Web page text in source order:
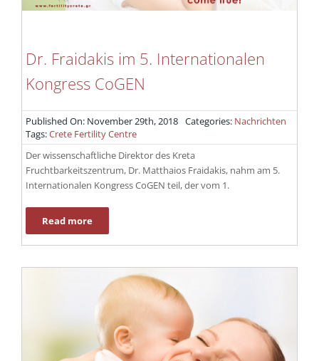
Dr. Fraidakis im 5. Internationalen
Kongress CoGEN
Published On: November 29th, 2018 Categories: Nachrichten
Tags:Crete Fertility Centre
Der wissenschaftliche Direktor des Kreta
Fruchtbarkeitszentrum, Dr. Matthaios Fraidakis, nahm am 5.
Internationalen Kongress CoGEN teil, der vom 1.
Read more